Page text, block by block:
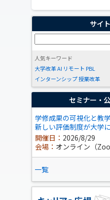
サイ
人気キーワード
大学改革AI リモート PBL
インターンシップ授業改革
セミナー・
学修成果の可視化と教
新しい評価制度が大学
開催日： 2026/8/29
会場： オンライン（
一覧